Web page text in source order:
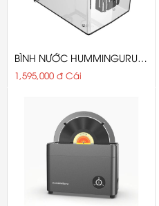
BÌNH NƯỚC HUMMINGURU
WATER TANK
1,595,000 đ Cái